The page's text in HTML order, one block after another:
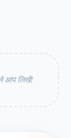
आप लिखें!